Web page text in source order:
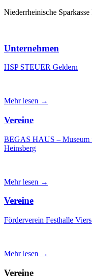
Niederrheinische
Unternehmen
HSP STEUER Geldern
Mehr lesen →
Vereine
BEGAS HAUS – Museum
Heinsberg
Mehr lesen →
Vereine
Förderverein Festhalle
Mehr lesen →
Vereine